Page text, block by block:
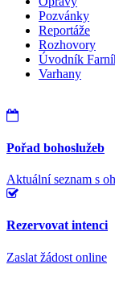
Pozvánky
Reportáže
Rozhovory
Úvodník
Varhany
Pořad bohoslužeb
Aktuální seznam s
Rezervovat intenci
Zaslat žádost online